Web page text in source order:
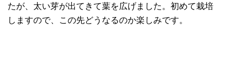
たが、太い芽が出てきて葉を広げました。初めて栽培
しますので、この先どうなるのか楽しみです。